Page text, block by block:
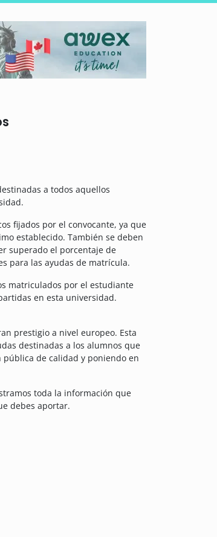
a todos aquellos
fijados por el convocante, ya que
establecido. También se deben
superado el porcentaje de
para las ayudas de matrícula.
matriculados por el estudiante
en esta universidad.
prestigio a nivel europeo. Esta
destinadas a los alumnos que
de calidad y poniendo en
toda la información que
debes aportar.